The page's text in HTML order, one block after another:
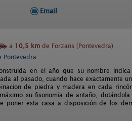
Email
a 10,5 km de Forzans (Pontevedra)
Pontevedra
en el año que su nombre
al pasado, cuando hace exactamente
de piedra y madera en cada
su fisonomía de antaño,
poner esta casa a disposición de los